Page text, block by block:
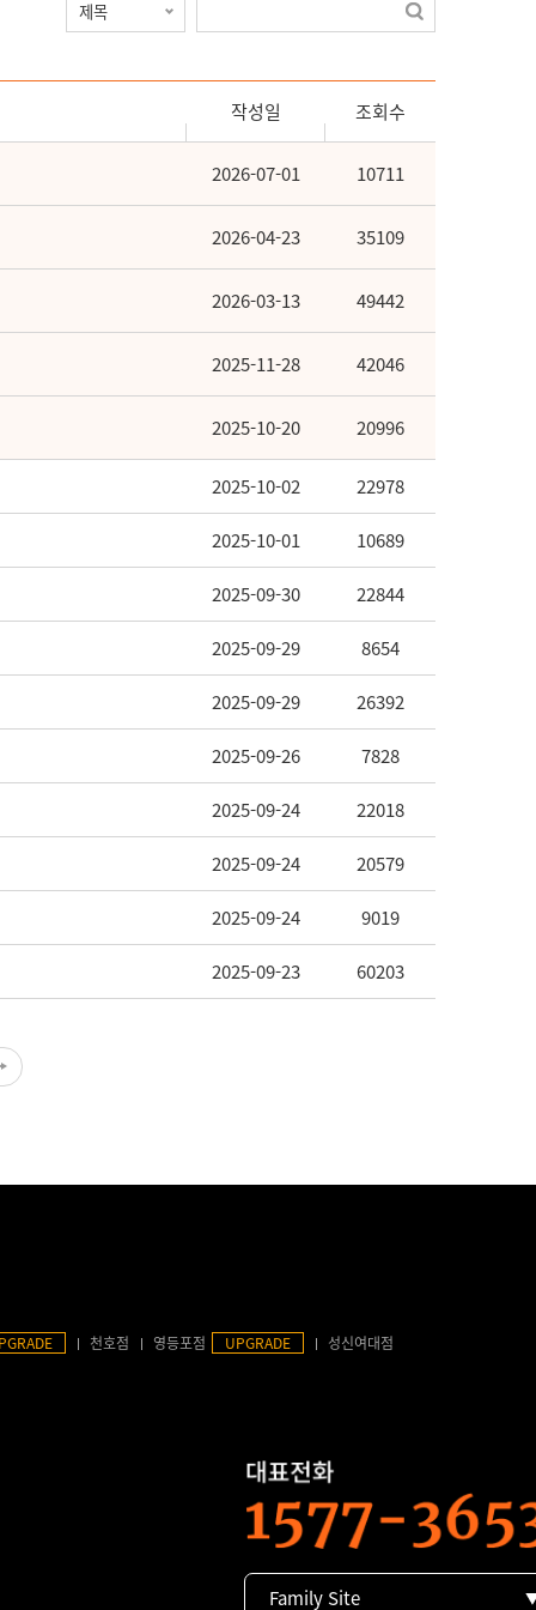
작성일 조회수
2026-07-01 10711
2026-04-23 35109
2026-03-13 49442
2025-11-28 42046
2025-10-20 20996
2025-10-02 22978
2025-10-01 10689
2025-09-30 22844
2025-09-29 8654
2025-09-29 26392
2025-09-26 7828
2025-09-24 22018
2025-09-24 20579
2025-09-24 9019
2025-09-23 60203
천호점 영등포점 UPGRADE 성신여대점
Family Site